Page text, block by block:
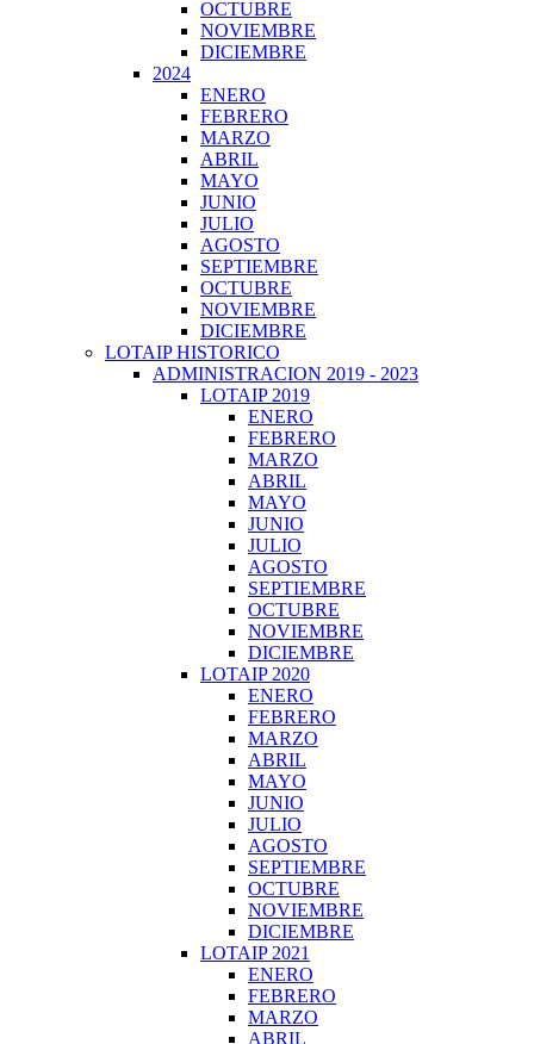
OCTUBRE
NOVIEMBRE
DICIEMBRE
2024
ENERO
FEBRERO
MARZO
ABRIL
MAYO
JUNIO
JULIO
AGOSTO
SEPTIEMBRE
OCTUBRE
NOVIEMBRE
DICIEMBRE
LOTAIP HISTORICO
ADMINISTRACION 2019 - 2023
LOTAIP 2019
ENERO
FEBRERO
MARZO
ABRIL
MAYO
JUNIO
JULIO
AGOSTO
SEPTIEMBRE
OCTUBRE
NOVIEMBRE
DICIEMBRE
LOTAIP 2020
ENERO
FEBRERO
MARZO
ABRIL
MAYO
JUNIO
JULIO
AGOSTO
SEPTIEMBRE
OCTUBRE
NOVIEMBRE
DICIEMBRE
LOTAIP 2021
ENERO
FEBRERO
MARZO
ABRIL